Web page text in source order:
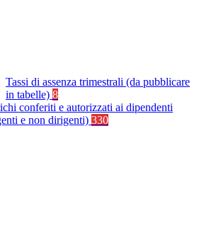
Tassi di assenza trimestrali (da pubblicare
in tabelle) 8
conferiti e autorizzati ai dipendenti
e non dirigenti) 330